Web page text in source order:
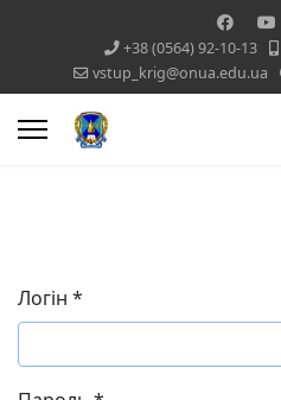
+38 (0564) 92-10-13
vstup_krig@onua.edu.ua
Логін *